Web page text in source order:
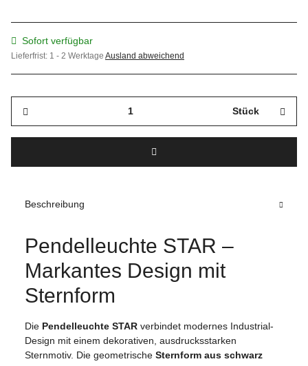
Sofort verfügbar
Lieferfrist: 1 - 2 Werktage Ausland abweichend
Stück
Beschreibung
Pendelleuchte STAR –
Markantes Design mit
Sternform
Die Pendelleuchte STAR verbindet modernes Industrial-
Design mit einem dekorativen, ausdrucksstarken
Sternmotiv. Die geometrische Sternform aus schwarz